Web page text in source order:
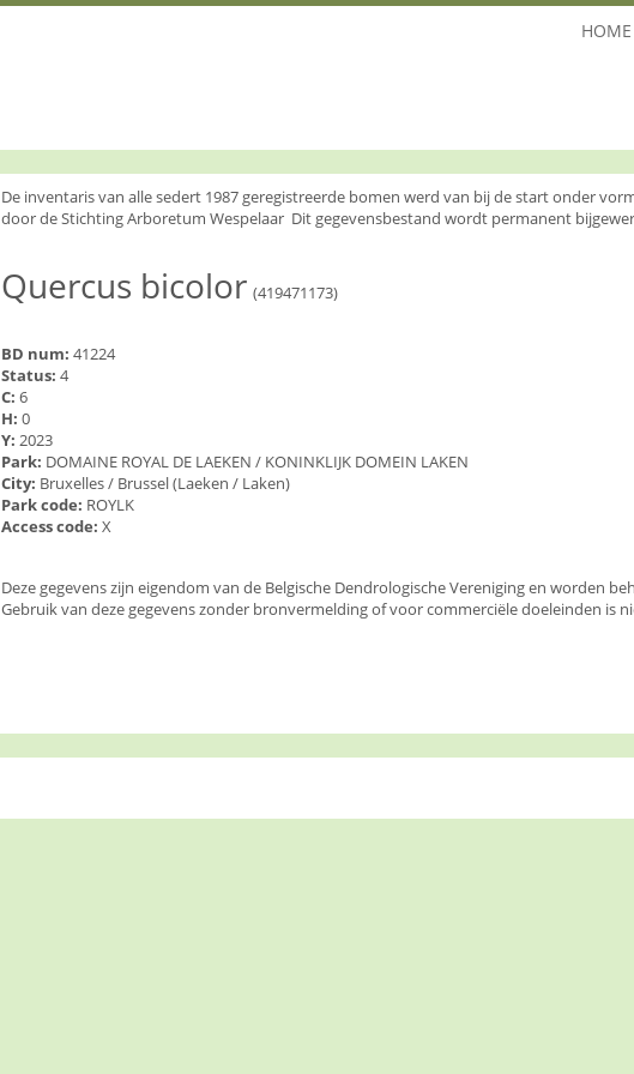
HOME
De inventaris van alle sedert 1987 geregistreerde bomen werd van bij de start onder
door de Stichting Arboretum Wespelaar Dit gegevensbestand wordt permanent
Quercus bicolor (419471173)
BD num: 41224
Status: 4
C: 6
H: 0
Y: 2023
Park: DOMAINE ROYAL DE LAEKEN / KONINKLIJK DOMEIN LAKEN
City: Bruxelles / Brussel (Laeken / Laken)
Park code: ROYLK
Access code: X
Deze gegevens zijn eigendom van de Belgische Dendrologische Vereniging en worden
Gebruik van deze gegevens zonder bronvermelding of voor commerciële doeleinden is